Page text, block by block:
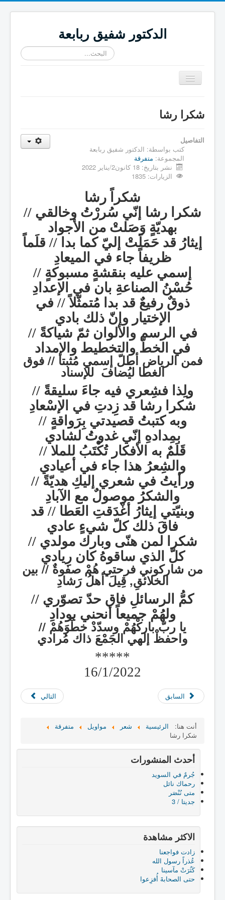
الدكتور شفيق ربابعة
البحث...
تبديل
المتصفح
≡
شكرا رشا
التفاصيل
كتب بواسطة: الدكتور شفيق ربابعة
المجموعة: متفرقة
نشر بتاريخ: 18 كانون2/يناير 2022
الزيارات: 1835
شكراً رشا
شكرا رشا إنّي سُررْتُ وخالقي //
بهديّةٍ وَصَلتْ من الأجواد
إيثارُ قد حَمَلَتْ إليّ كما بدا // قلَماً
ظريفاً جاء في الميعادِ
إسمي عليه بنقشةٍ مسبوكةٍ //
حُسْنُ الصناعةِ بان في الإعدادِ
ذوقٌ رفيعٌ قد بدا مُتمثّلاً // في
الإختيار وإنّ ذلك بادي
في الرسم والألوان ثمّ شياكةً //
في الخطّ والتخطيط والإمداد
فمن الرياض أطلّ إسمي مُثبتا // فوق
الغطا ليُضافَ للإسناد
ولِذا فشِعري فيه جاءَ سليقةً //
شكرا رشا قد زِدتِ في الإسْعادِ
وبه كتبتُ قصيدتي بِرَواقةٍ //
بمِدادهِ إنّي غدوتُ لشادي
قَلَمٌ به الأفكار تُكْتَبُ للملا //
والشِعرُ هذا جاء في أعيادي
ورأيتُ في شعري إليكِ هديّةً //
والشكرُ موصولٌ مع الآبادِ
وبنيّتي إيثارُ أغْدَقتِ العَطا // قد
فاقَ ذلك كلّ شيءٍ عادي
شكرا لمن هنّى وبارك مولدي //
كلّ الذي ساقوهُ كان رِيادي
من شاركوني فرحتي هُمْ صفوةٌ // بين
الخلائقِ, قِيلَ أهلُ رَشادِ
كمُّ الرسائلِ فاق حدّ تصوّري //
ولهُمْ جميعاً أنحني بودادِ
يا ربّ باركْهُمْ وسدّدْ خطْوَهُمْ //
واحفظْ إلهي الجَمْعَ ذاك مُرادي
*****
16/1/2022
السابق التالي
أنت هنا: الرئيسية شعر مواويل
متفرقة
شكرا رشا
أحدث المنشورات
جُرمٌ في السويد
رحماك نائل
متى نُنْصَر
جديتا / 3
الاكثر مشاهدة
زادت فواجعنا
عُذراً رسول الله
كَثُرَتْ مآسينا
حتى الصحابةَ أُفزِعوا